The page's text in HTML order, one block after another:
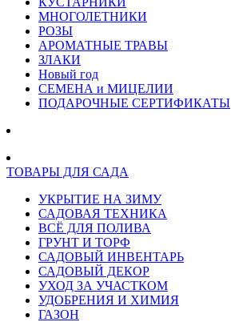
МНОГОЛЕТНИКИ
РОЗЫ
АРОМАТНЫЕ ТРАВЫ
ЗЛАКИ
Новый год
СЕМЕНА и МИЦЕЛИИ
ПОДАРОЧНЫЕ СЕРТИФИКАТЫ
ТОВАРЫ ДЛЯ САДА
УКРЫТИЕ НА ЗИМУ
САДОВАЯ ТЕХНИКА
ВСЁ ДЛЯ ПОЛИВА
ГРУНТ И ТОРФ
САДОВЫЙ ИНВЕНТАРЬ
САДОВЫЙ ДЕКОР
УХОД ЗА УЧАСТКОМ
УДОБРЕНИЯ И ХИМИЯ
ГАЗОН